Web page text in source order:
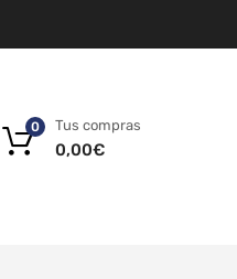
Tus compras
0,00€
0